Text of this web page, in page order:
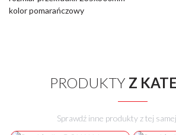
kolor pomarańczowy
PRODUKTY Z
Sprawdź inne produkty z tej